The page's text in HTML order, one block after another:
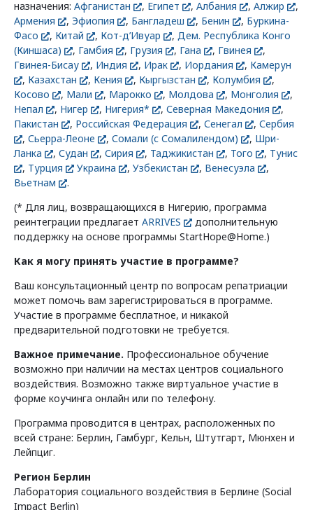
назначения: Афганистан , Египет , Албания , Алжир
,
Армения
, Эфиопия , Бангладеш , Бенин , Буркина-
Фасо
, Китай , Кот-д’Ивуар , Дем. Республика Конго
(Киншаса)
, Гамбия , Грузия , Гана , Гвинея
,
Гвинея-Бисау
, Индия , Ирак , Иордания , Камерун
, Казахстан , Кения , Кыргызстан , Колумбия
,
Косово
, Мали , Марокко , Молдова , Монголия
,
Непал
, Нигер , Нигерия* , Северная Македония
,
Пакистан
, Российская Федерация , Сенегал , Сербия
, Сьерра-Леоне , Сомали (с Сомалилендом) , Шри-
Ланка
, Судан , Сирия , Таджикистан , Того , Тунис
, Турция Украина , Узбекистан , Венесуэла
,
Вьетнам
.
(* Для лиц, возвращающихся в Нигерию, программа
реинтеграции предлагает ARRIVES
дополнительную
поддержку на основе программы StartHope@Home.)
Как я могу принять участие в программе?
Ваш консультационный центр по вопросам репатриации
может помочь вам зарегистрироваться в программе.
Участие в программе бесплатное, и никакой
предварительной подготовки не требуется.
Важное примечание. Профессиональное обучение
возможно при наличии на местах центров социального
воздействия. Возможно также виртуальное участие в
форме коучинга онлайн или по телефону.
Программа проводится в центрах, расположенных по
всей стране: Берлин, Гамбург, Кельн, Штутгарт, Мюнхен и
Лейпциг.
Регион Берлин
Лаборатория социального воздействия в Берлине (Social
Impact Berlin)